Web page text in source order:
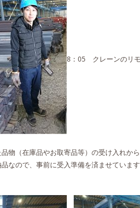
8：05 クレーンのリ
物（在庫品やお取寄品等）の受け入れか
なので、事前に受入準備を済ませていま